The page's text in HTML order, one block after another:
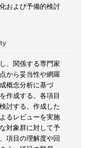
および予備的検討
、関係する専門家
から妥当性や網羅
概念分析に基づ
作成する。各項目
討する。作成した
るレビューを実施
対象群に対して予
項目の理解度や回